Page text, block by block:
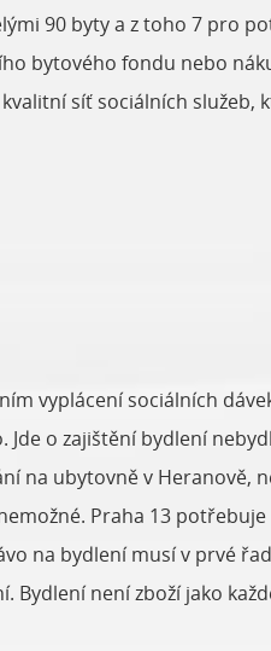
90 byty a z toho 7 pro
bytového fondu nebo
síť sociálních služeb,
vyplácení sociálních
o zajištění bydlení
na ubytovně v Heranově,
Praha 13
na bydlení musí v prvé
není zboží jako